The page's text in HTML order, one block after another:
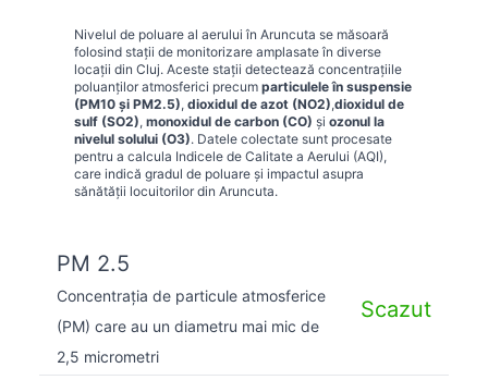
Nivelul de poluare al aerului în Aruncuta se măsoară
folosind stații de monitorizare amplasate în diverse
locații din Cluj. Aceste stații detectează concentrațiile
poluanților atmosferici precum particulele în suspensie
(PM10 și PM2.5), dioxidul de azot (NO2),dioxidul de
sulf (SO2), monoxidul de carbon (CO) și ozonul la
nivelul solului (O3). Datele colectate sunt procesate
pentru a calcula Indicele de Calitate a Aerului (AQI),
care indică gradul de poluare și impactul asupra
sănătății locuitorilor din Aruncuta.
PM 2.5
Concentrația de particule atmosferice
(PM) care au un diametru mai mic de
2,5 micrometri
Scazut